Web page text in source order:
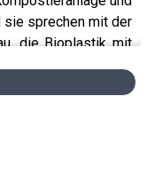
sie sprechen mit der
die Bioplastik mit
Auf der Basis
Ausweg aus der